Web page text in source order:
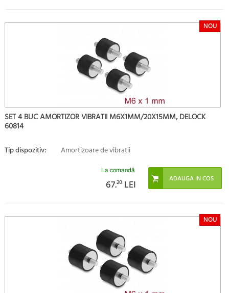
NOU
SET 4 BUC AMORTIZOR VIBRATII M6X1MM/20X15MM, DELOCK
60814
Tip dispozitiv: Amortizoare de vibratii
La comandă
67.20 LEI
NOU